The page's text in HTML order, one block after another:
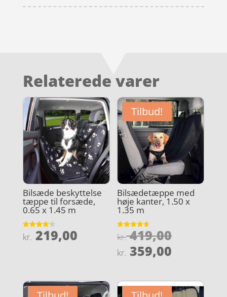
Relaterede varer
Bilsæde beskyttelse
tæppe til forsæde,
0.65 x 1.45 m
Vurderet
4.2
kr. 219,00
Tilbud!
Bilsædetæppe med
høje kanter, 1.50 x
1.35 m
Vurderet
4.6
kr.419,00Den
kr.
kr. 359,00
pris
er: